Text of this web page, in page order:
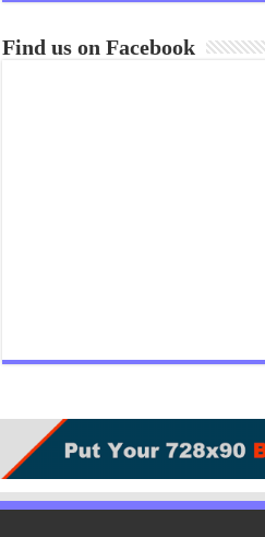
Find us on Facebook